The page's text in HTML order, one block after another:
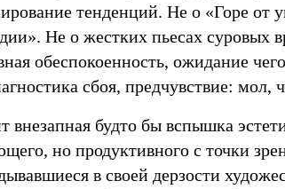
тенденций. Не о «Горе от
Не о жестких пьесах суровых
обеспокоенность, ожидание
сбоя, предчувствие: мол,
внезапная будто бы вспышка
но продуктивного с точки
в своей дерзости